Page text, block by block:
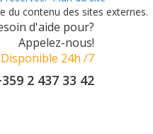
du contenu des sites externes.
d'aide pour?
Appelez-nous!
Disponible 24h /7
2 437 33 42